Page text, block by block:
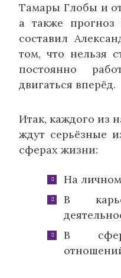
Тамары Глобы и
а также прогноз
составил
том, что нельзя
постоянно
двигаться вперёд.
Итак, каждого из
ждут серьёзные
сферах жизни:
На
В
В